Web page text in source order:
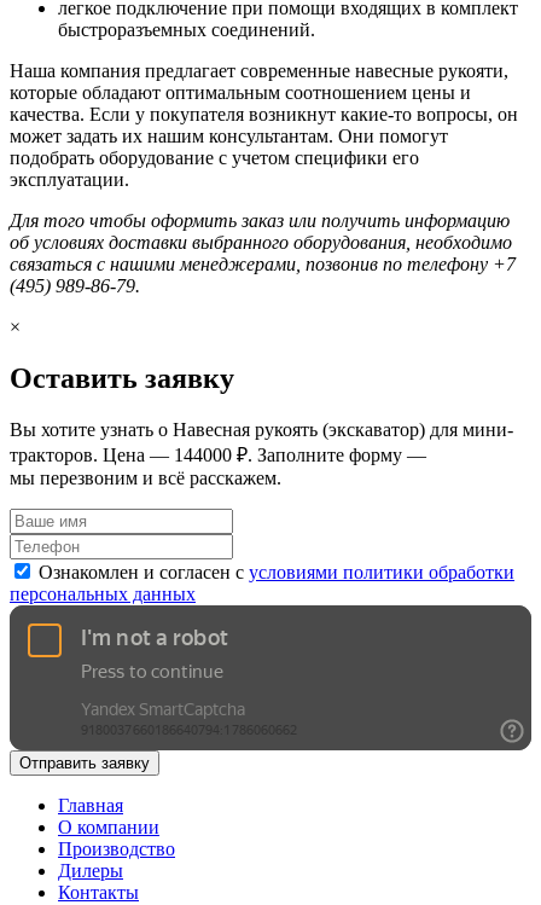
легкое подключение при помощи входящих в комплект
быстроразъемных соединений.
Наша компания предлагает современные навесные рукояти,
которые обладают оптимальным соотношением цены и
качества. Если у покупателя возникнут какие-то вопросы, он
может задать их нашим консультантам. Они помогут
подобрать оборудование с учетом специфики его
эксплуатации.
Для того чтобы оформить заказ или получить информацию
об условиях доставки выбранного оборудования, необходимо
связаться с нашими менеджерами, позвонив по телефону +7
(495) 989-86-79.
×
Оставить заявку
Вы хотите узнать о Навесная рукоять (экскаватор) для мини-
тракторов. Цена — 144000 ₽. Заполните форму —
мы перезвоним и всё расскажем.
Ознакомлен и согласен с условиями политики обработки
персональных данных
Отправить заявку
Главная
О компании
Производство
Дилеры
Контакты